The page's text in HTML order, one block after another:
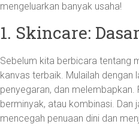
mengeluarkan banyak usaha!
1. Skincare:
Sebelum kita berbicara tentang
kanvas terbaik. Mulailah dengan
penyegaran, dan melembapkan.
berminyak, atau kombinasi.
mencegah penuaan dini dan